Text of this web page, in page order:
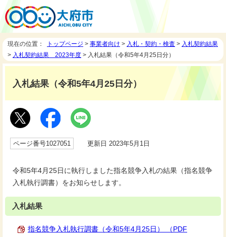
現在の位置： トップページ > 事業者向け > 入札・契約・検査 > 入札契約結果
> 入札契約結果 2023年度 > 入札結果（令和5年4月25日分）
入札結果（令和5年4月25日分）
ページ番号1027051 更新日 2023年5月1日
令和5年4月25日に執行しました指名競争入札の結果（指名競争
入札執行調書）をお知らせします。
入札結果
指名競争入札執行調書（令和5年4月25日） （PDF